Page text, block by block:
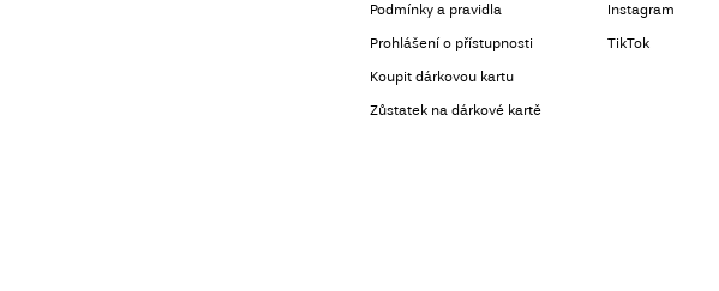
Podmínky a pravidla
Prohlášení o přístupnosti
Koupit dárkovou kartu
Zůstatek na dárkové kartě
Instagram
TikTok